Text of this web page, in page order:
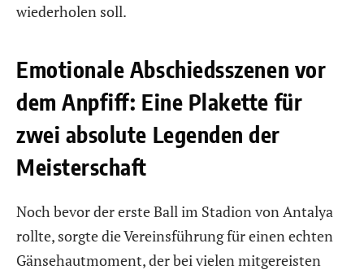
wiederholen soll.
Emotionale Abschiedsszenen vor
dem Anpfiff: Eine Plakette für
zwei absolute Legenden der
Meisterschaft
Noch bevor der erste Ball im Stadion von Antalya
rollte, sorgte die Vereinsführung für einen echten
Gänsehautmoment, der bei vielen mitgereisten